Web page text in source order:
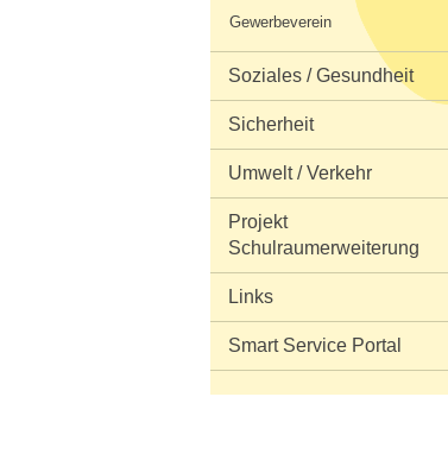
Gewerbeverein
Soziales / Gesundheit
Sicherheit
Umwelt / Verkehr
Projekt
Schulraumerweiterung
Links
Smart Service Portal